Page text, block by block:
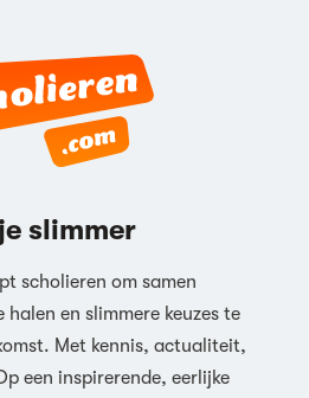
slimmer
scholieren om samen
en slimmere keuzes te
Met kennis, actualiteit,
een inspirerende, eerlijke